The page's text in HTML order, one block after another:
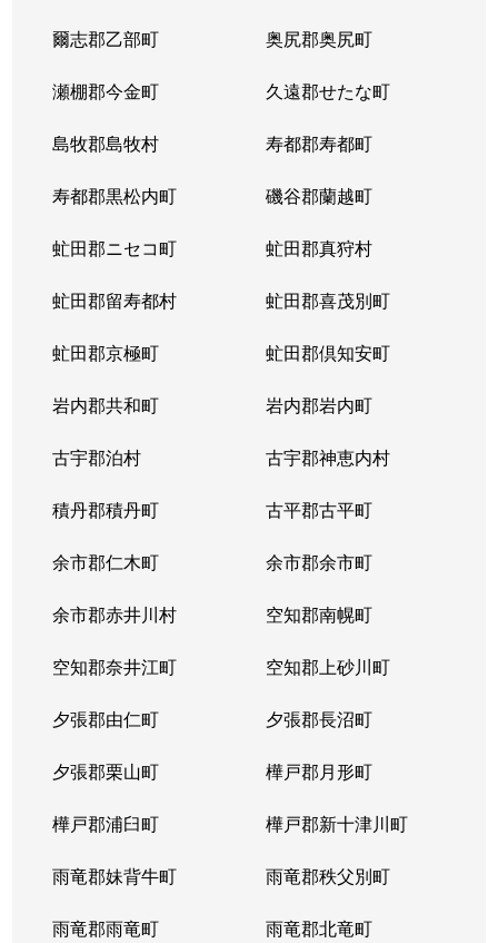
爾志郡乙部町 奥尻郡奥尻町
瀬棚郡今金町 久遠郡せたな町
島牧郡島牧村 寿都郡寿都町
寿都郡黒松内町 磯谷郡蘭越町
虻田郡ニセコ町 虻田郡真狩村
虻田郡留寿都村 虻田郡喜茂別町
虻田郡京極町 虻田郡倶知安町
岩内郡共和町 岩内郡岩内町
古宇郡泊村 古宇郡神恵内村
積丹郡積丹町 古平郡古平町
余市郡仁木町 余市郡余市町
余市郡赤井川村 空知郡南幌町
空知郡奈井江町 空知郡上砂川町
夕張郡由仁町 夕張郡長沼町
夕張郡栗山町 樺戸郡月形町
樺戸郡浦臼町 樺戸郡新十津川町
雨竜郡妹背牛町 雨竜郡秩父別町
雨竜郡雨竜町 雨竜郡北竜町